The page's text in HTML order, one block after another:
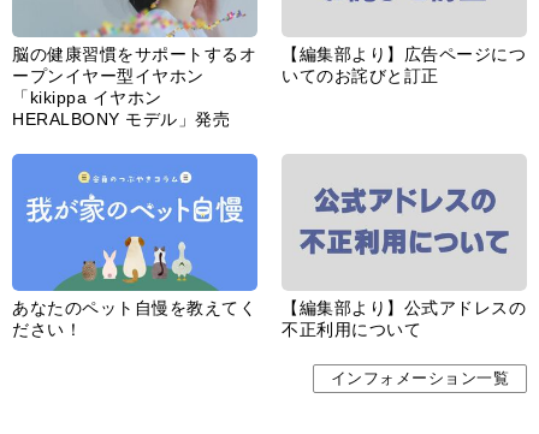
脳の健康習慣をサポートするオ
ープンイヤー型イヤホン
「kikippa イヤホン
HERALBONY モデル」発売
【編集部より】広告ページにつ
いてのお詫びと訂正
あなたのペット自慢を教えてく
ださい！
【編集部より】公式アドレスの
不正利用について
インフォメーション一覧